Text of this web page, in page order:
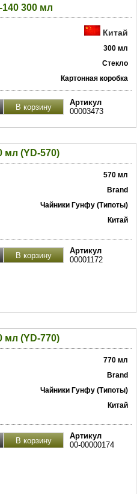
300 мл
Китай
300 мл
Стекло
Картонная коробка
Артикул
00003473
мл (YD-570)
570 мл
Brand
Чайники Гунфу (Типоты)
Китай
Артикул
00001172
мл (YD-770)
770 мл
Brand
Чайники Гунфу (Типоты)
Китай
Артикул
00-00000174